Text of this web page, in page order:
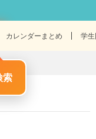
カレンダーまとめ 学
索